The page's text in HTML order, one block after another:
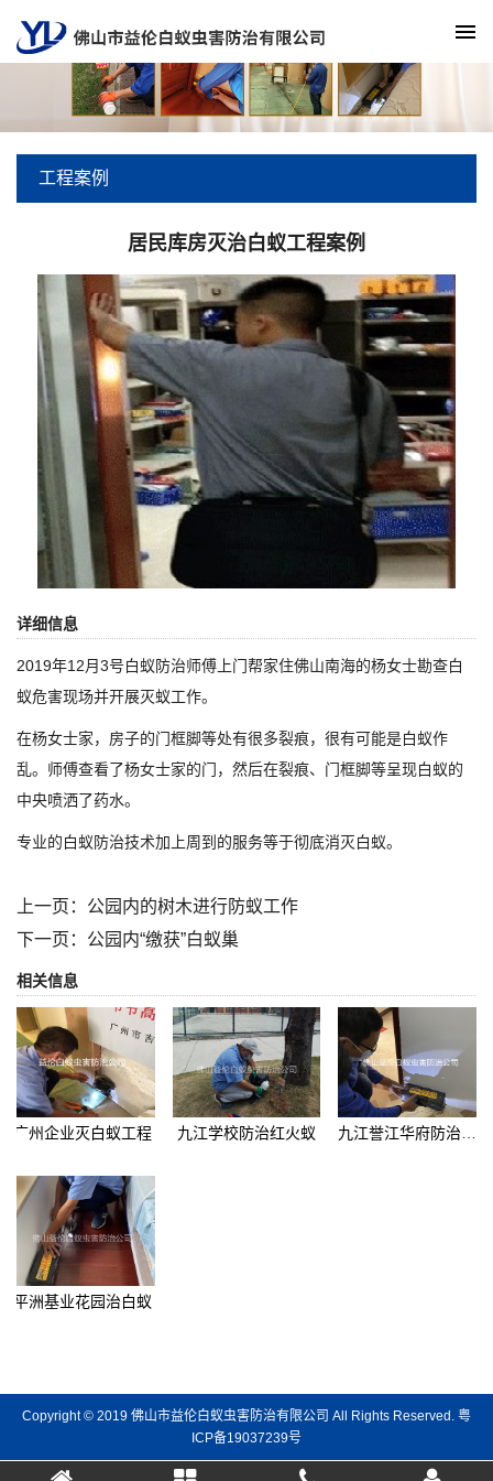
工程案例
居民库房灭治白蚁工程案例
详细信息
2019年12月3号白蚁防治师傅上门帮家住佛山南海的杨女士勘查白
蚁危害现场并开展灭蚁工作。
在杨女士家，房子的门框脚等处有很多裂痕，很有可能是白蚁作
乱。师傅查看了杨女士家的门，然后在裂痕、门框脚等呈现白蚁的
中央喷洒了药水。
专业的白蚁防治技术加上周到的服务等于彻底消灭白蚁。
上一页： 公园内的树木进行防蚁工作
下一页： 公园内“缴获”白蚁巢
相关信息
广州企业灭白蚁工程 九江学校防治红火蚁
平洲基业花园治白蚁
Copyright © 2019 佛山市益伦白蚁虫害防治有限公司 All Rights Reserved. 粤
ICP备19037239号